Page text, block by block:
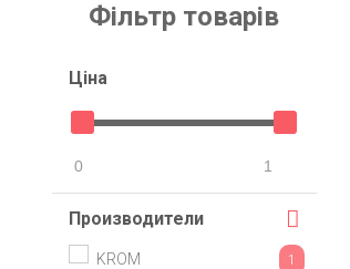
Фільтр товарів
Цiна
0 1
Производители
KROM 1